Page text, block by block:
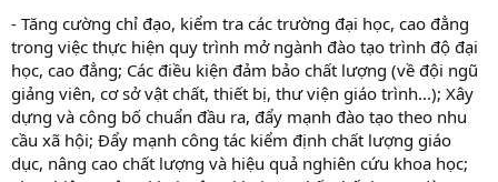
- Tăng cường chỉ đạo, kiểm tra các trường đại học, cao đẳng
trong việc thực hiện quy trình mở ngành đào tạo trình độ đại
học, cao đẳng; Các điều kiện đảm bảo chất lượng (về đội ngũ
giảng viên, cơ sở vật chất, thiết bị, thư viện giáo trình...); Xây
dựng và công bố chuẩn đầu ra, đẩy mạnh đào tạo theo nhu
cầu xã hội; Đẩy mạnh công tác kiểm định chất lượng giáo
dục, nâng cao chất lượng và hiệu quả nghiên cứu khoa học;